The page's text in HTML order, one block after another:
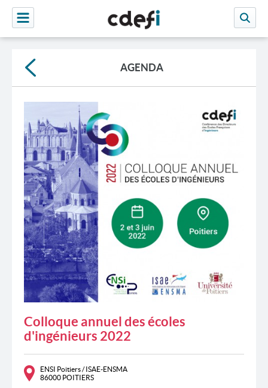
AGENDA
Colloque annuel des écoles
d'ingénieurs 2022
ENSI Poitiers / ISAE-ENSMA
86000 POITIERS